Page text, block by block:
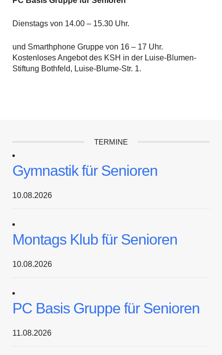
Dienstags von 14.00 – 15.30 Uhr.
und Smarthphone Gruppe von 16 – 17 Uhr.
Kostenloses Angebot des KSH in der Luise-Blumen-
Stiftung Bothfeld, Luise-Blume-Str. 1.
TERMINE
Gymnastik für Senioren
10.08.2026
Montags Klub für Senioren
10.08.2026
PC Basis Gruppe für Senioren
11.08.2026